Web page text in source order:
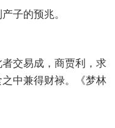
子的预兆。
交易成，商贾利，求
中兼得财禄。《梦林